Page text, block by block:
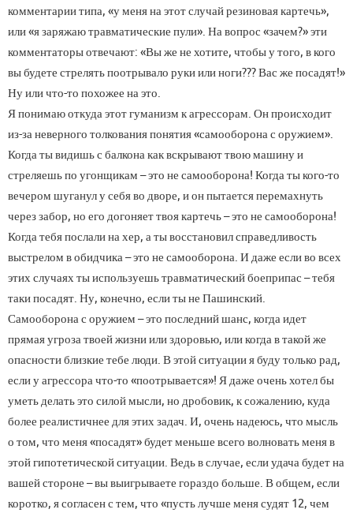
комментарии типа, «у меня на этот случай резиновая картечь»,
или «я заряжаю травматические пули». На вопрос «зачем?» эти
комментаторы отвечают: «Вы же не хотите, чтобы у того, в кого
вы будете стрелять поотрывало руки или ноги??? Вас же посадят!»
Ну или что-то похожее на это.
Я понимаю откуда этот гуманизм к агрессорам. Он происходит
из-за неверного толкования понятия «самооборона с оружием».
Когда ты видишь с балкона как вскрывают твою машину и
стреляешь по угонщикам – это не самооборона! Когда ты кого-то
вечером шуганул у себя во дворе, и он пытается перемахнуть
через забор, но его догоняет твоя картечь – это не самооборона!
Когда тебя послали на хер, а ты восстановил справедливость
выстрелом в обидчика – это не самооборона. И даже если во всех
этих случаях ты используешь травматический боеприпас – тебя
таки посадят. Ну, конечно, если ты не Пашинский.
Самооборона с оружием – это последний шанс, когда идет
прямая угроза твоей жизни или здоровью, или когда в такой же
опасности близкие тебе люди. В этой ситуации я буду только рад,
если у агрессора что-то «поотрывается»! Я даже очень хотел бы
уметь делать это силой мысли, но дробовик, к сожалению, куда
более реалистичнее для этих задач. И, очень надеюсь, что мысль
о том, что меня «посадят» будет меньше всего волновать меня в
этой гипотетической ситуации. Ведь в случае, если удача будет на
вашей стороне – вы выигрываете гораздо больше. В общем, если
коротко, я согласен с тем, что «пусть лучше меня судят 12, чем